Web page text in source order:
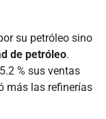
su petróleo sino
de petróleo.
% sus ventas
más las refinerías